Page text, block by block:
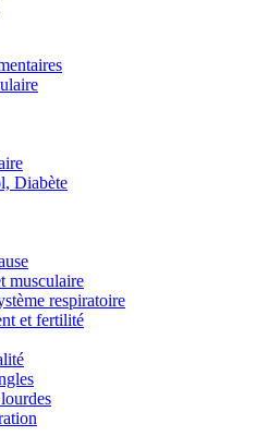
Diabète
musculaire
respiratoire
et fertilité